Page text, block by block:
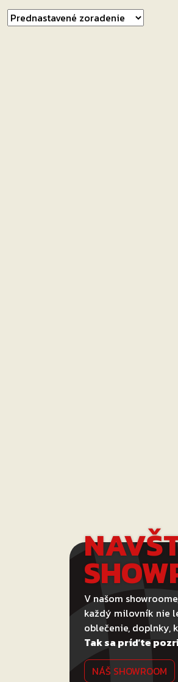
V našom
každý milovník nie
oblečenie, doplnky,
Tak sa príďte
NÁŠ SHOWROOM